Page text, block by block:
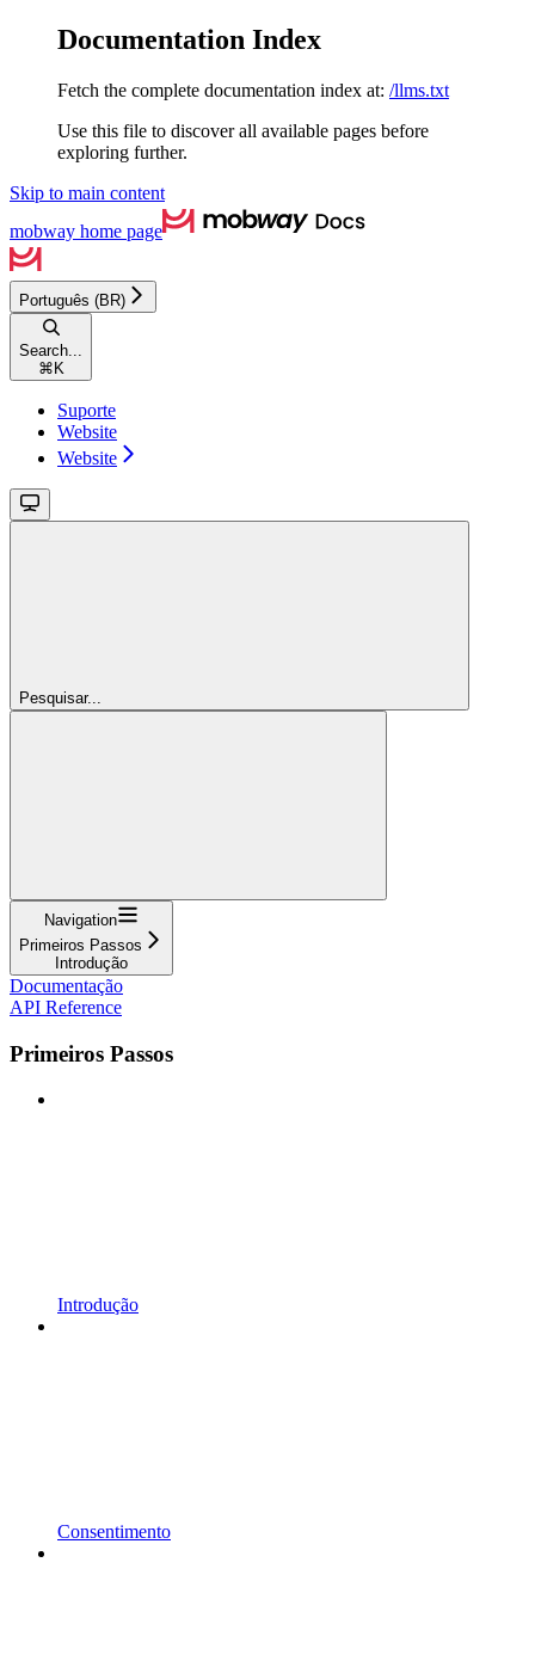
Documentation Index
Fetch the complete documentation index at: /llms.txt
Use this file to discover all available pages before
exploring further.
Skip to main content
mobway home page
Português (BR)
Search...
⌘ K
Suporte
Website
Website
Pesquisar...
Navigation
Primeiros Passos
Introdução
Documentação
API Reference
Primeiros Passos
Introdução
Consentimento